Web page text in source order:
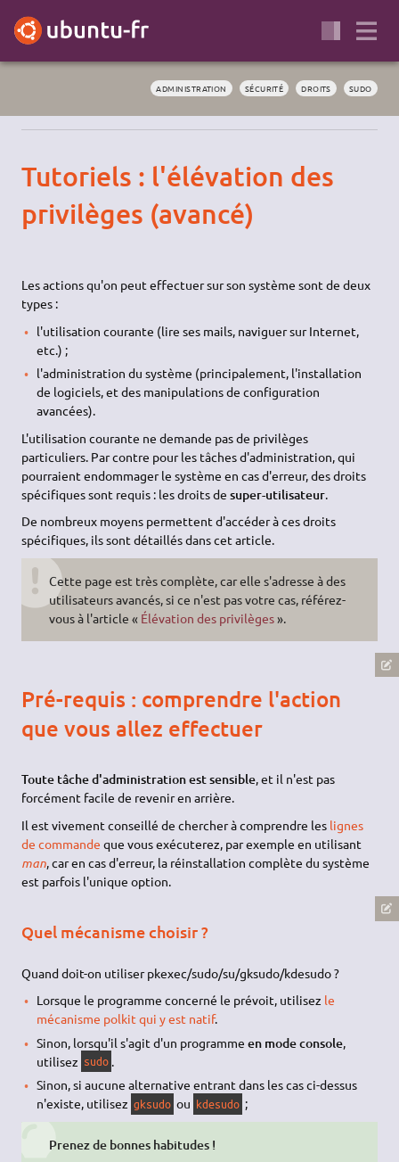
ADMINISTRATION SÉCURITÉ DROITS SUDO
Tutoriels : l'élévation des
privilèges (avancé)
Les actions qu'on peut effectuer sur son système sont de deux
types :
l'utilisation courante (lire ses mails, naviguer sur Internet,
etc.) ;
l'administration du système (principalement, l'installation
de logiciels, et des manipulations de configuration
avancées).
L'utilisation courante ne demande pas de privilèges
particuliers. Par contre pour les tâches d'administration, qui
pourraient endommager le système en cas d'erreur, des droits
spécifiques sont requis : les droits desuper-utilisateur.
De nombreux moyens permettent d'accéder à ces droits
spécifiques, ils sont détaillés dans cet article.
Cette page est très complète, car elle s'adresse à des
utilisateurs avancés, si ce n'est pas votre cas, référez-
vous à l'article « Élévation des privilèges».
Pré-requis : comprendre l'action
que vous allez effectuer
Toute tâche d'administration est sensible, et il n'est pas
forcément facile de revenir en arrière.
Il est vivement conseillé de chercher à comprendre les lignes
de commande que vous exécuterez, par exemple en utilisant
man, car en cas d'erreur, la réinstallation complète du système
est parfois l'unique option.
Quel mécanisme choisir ?
Quand doit-on utiliser pkexec/sudo/su/gksudo/kdesudo ?
Lorsque le programme concerné le prévoit, utilisez le
mécanisme polkit qui y est natif.
Sinon, lorsqu'il s'agit d'un programme en mode console,
utilisez sudo
Sinon, si aucune alternative entrant dans les cas ci-dessus
n'existe, utilisez gksudo ou kdesudo ;
Prenez de bonnes habitudes !